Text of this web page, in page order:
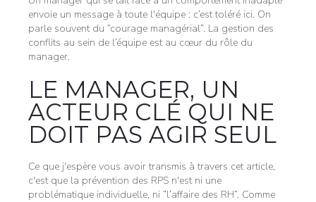
envoie un message à toute l'équipe : c’est toléré ici. On
parle souvent du “courage managérial”. La gestion des
conflits au sein de l’équipe est au cœur du rôle du
manager.
LE MANAGER, UN
ACTEUR CLÉ QUI NE
DOIT PAS AGIR SEUL
Ce que j'espère vous avoir transmis à travers cet article,
c'est que la prévention des RPS n'est ni une
problématique individuelle, ni “l’affaire des RH”. Comme